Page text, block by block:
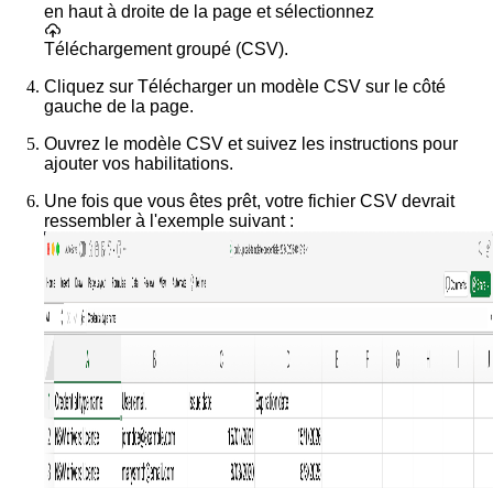
en haut à droite de la page et sélectionnez
Téléchargement groupé (CSV).
Cliquez sur Télécharger un modèle CSV sur le côté
gauche de la page.
Ouvrez le modèle CSV et suivez les instructions pour
ajouter vos habilitations.
Une fois que vous êtes prêt, votre fichier CSV devrait
ressembler à l'exemple suivant :